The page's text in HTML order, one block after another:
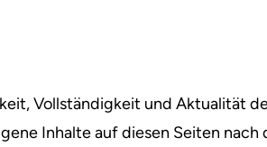
Vollständigkeit und Aktualität
Inhalte auf diesen Seiten